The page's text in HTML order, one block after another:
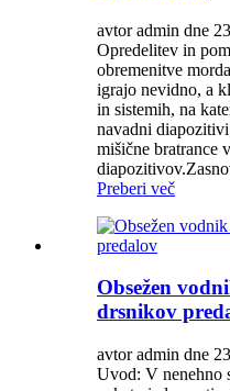
avtor admin dne
Opredelitev in
obremenitve
igrajo nevidno, a
in sistemih, na
navadni
mišične bratrance
Preberi več
Obsežen
drsnikov
avtor admin dne
Uvod: V nenehno